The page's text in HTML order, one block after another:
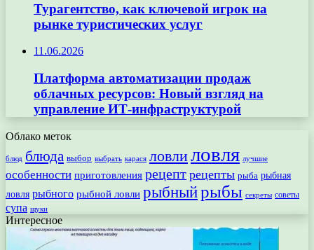
Турагентство, как ключевой игрок на
рынке туристических услуг
11.06.2026
Платформа автоматизации продаж
облачных ресурсов: Новый взгляд на
управление ИТ-инфраструктурой
Облако меток
блюд блюда выбор выбрать карася ловлиловля лучшие
особенности приготовления рецепт рецепты рыба рыбная
ловля рыбного рыбной ловли рыбныйрыбы секреты советы
супа щуки
Интересное